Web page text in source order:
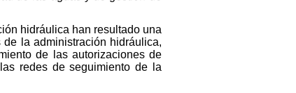
hidráulica han resultado una
la administración hidráulica,
de las autorizaciones de
redes de seguimiento de la